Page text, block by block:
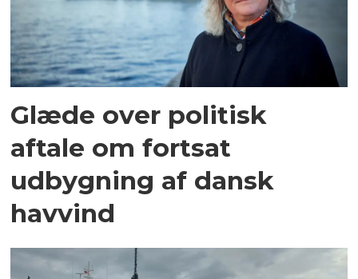
Glæde over politisk
aftale om fortsat
udbygning af dansk
havvind